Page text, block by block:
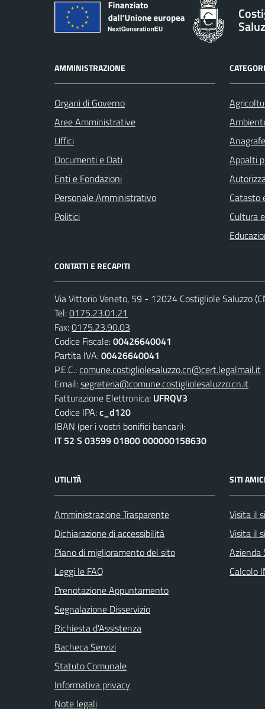
AMMINISTRAZIONE
Organi di Governo
Aree Amministrative
Uffici
Documenti e Dati
Enti e Fondazioni
Personale Amministrativo
Politici
Appalti
Catasto
Cultura
CONTATTI E RECAPITI
Via Vittorio Veneto, 59 - 12024 Costigliole Saluzzo
Tel:0175.23.01.21
Fax:0175.23.90.03
Codice Fiscale:00426640041
Partita IVA:00426640041
P.E.C.:comune.costigliolesaluzzo.cn@cert.legalmail.it
Email:segreteria@comune.costigliolesaluzzo.cn.it
Fatturazione Elettronica: UFRQV3
Codice IPA:c_d120
IBAN (per i vostri bonifici bancari):
IT 52 S 03599 01800 000000158630
UTILITÀ
Amministrazione Trasparente
Dichiarazione di accessibilità
Piano di miglioramento del sito
Leggi le FAQ
Prenotazione Appuntamento
Segnalazione Disservizio
Richiesta d'Assistenza
Bacheca Servizi
Statuto Comunale
Informativa privacy
Note legali
SITI AMICI
Visita il
Visita il
Azienda
Calcolo